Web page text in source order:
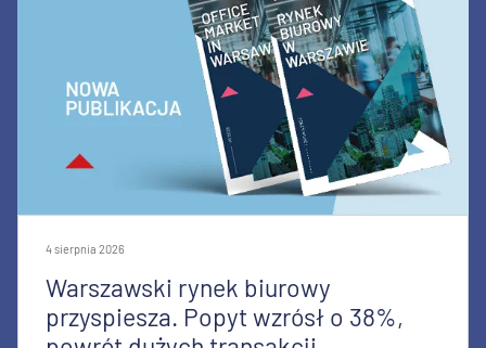
4 sierpnia 2026
Warszawski rynek biurowy
przyspiesza. Popyt wzrósł o 38%,